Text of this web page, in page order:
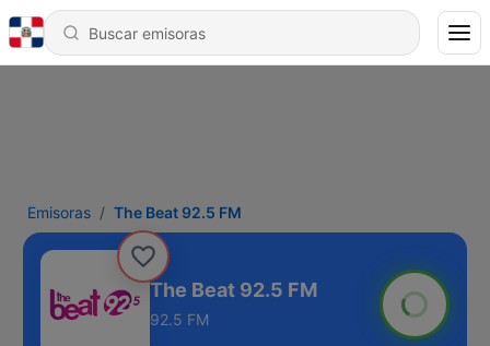
Emisoras The Beat 92.5 FM
The Beat 92.5 FM
92.5 FM